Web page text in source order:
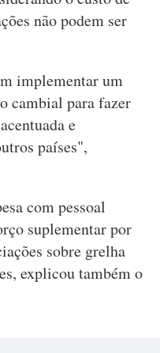
não podem ser
implementar um
cambial para fazer
e
países",
com pessoal
suplementar por
sobre grelha
explicou também o